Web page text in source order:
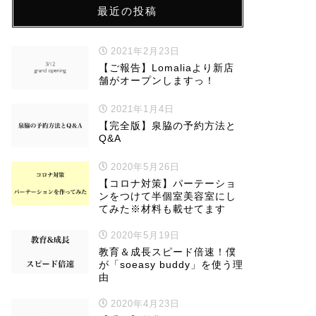
最近の投稿
2021年2月23日
【ご報告】Lomaliaより新店
舗がオープンしますっ！
2021年1月4日
【完全版】泉脇の予約方法と
Q&A
2020年5月26日
【コロナ対策】パーテーショ
ンをつけて半個室美容室にし
てみた※材料も載せてます
2020年5月19日
教育＆成長スピード倍速！僕
が「soeasy buddy」を使う理
由
2020年4月23日